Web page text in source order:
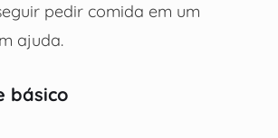
pedir comida em um
ajuda.
básico